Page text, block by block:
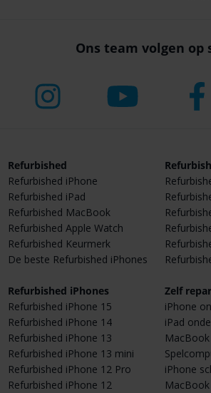
Ons team volgen op
Refurbished
Refurbished iPhone
Refurbished iPad
Refurbished MacBook
Refurbished Apple Watch
Refurbished Keurmerk
De beste Refurbished iPhones
Refurbished iPhones
Refurbished iPhone 15
Refurbished iPhone 14
Refurbished iPhone 13
Refurbished iPhone 13 mini
Refurbished iPhone 12 Pro
Refurbished iPhone 12
Zelf
iPhone
iPad
iPhone